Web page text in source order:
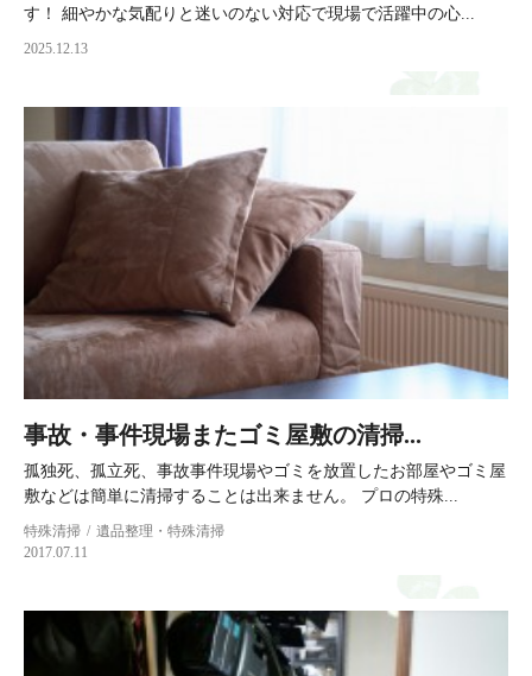
す！ 細やかな気配りと迷いのない対応で現場で活躍中の心...
2025.12.13
事故・事件現場またゴミ屋敷の清掃...
孤独死、孤立死、事故事件現場やゴミを放置したお部屋やゴミ屋
敷などは簡単に清掃することは出来ません。 プロの特殊...
特殊清掃
遺品整理・特殊清掃
2017.07.11